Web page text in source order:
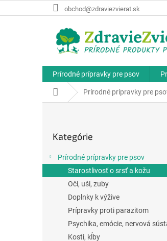
na
obchod@zdraviezvierat.sk
Prírodné prípravky pre psov
DomovPrírodné prípravky pre
p
a
kategórie
Kategórie
Prírodné prípravky pre psov
Starostlivosť o srsť a kožu
Oči, uši, zuby
Doplnky k výžive
Prípravky proti parazitom
Psychika, emócie, nervová
Kosti, kĺby